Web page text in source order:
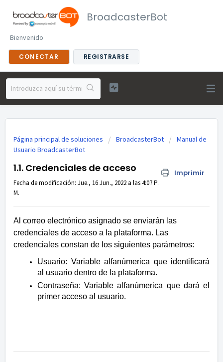
BroadcasterBot
Bienvenido
CONECTAR REGISTRARSE
Página principal de soluciones BroadcasterBot
Manual de
Usuario BroadcasterBot
1.1. Credenciales de acceso Imprimir
Fecha de modificación: Jue., 16 Jun., 2022 a las 4:07 P.
M.
Al correo electrónico asignado se enviarán las
credenciales de acceso a la plataforma. Las
credenciales constan de los siguientes parámetros:
Usuario: Variable alfanúmerica que identificará
al usuario dentro de la plataforma.
Contraseña: Variable alfanúmerica que dará el
primer acceso al usuario.